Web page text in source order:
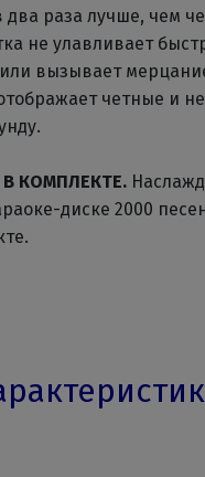
раза лучше, чем
не улавливает
вызывает
четные и
В КОМПЛЕКТЕ.
диске 2000